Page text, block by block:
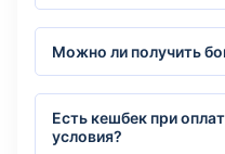
Можно ли получить
Есть кешбек при
условия?